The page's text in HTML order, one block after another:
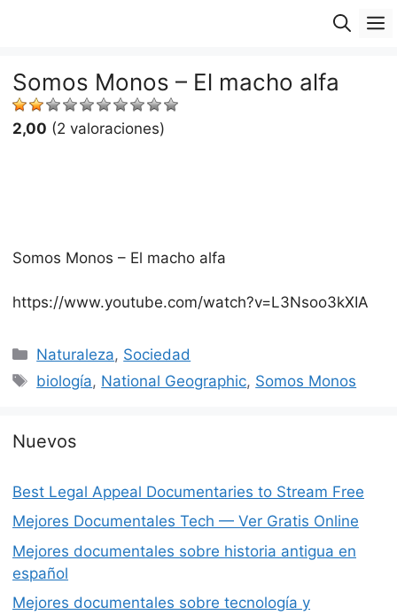
Somos Monos – El macho alfa
2,00 (2 valoraciones)
Somos Monos – El macho alfa
https://www.youtube.com/watch?v=L3Nsoo3kXIA
Categorías
Naturaleza, Sociedad
Etiquetas
biología, National Geographic, Somos Monos
Nuevos
Best Legal Appeal Documentaries to Stream Free
Mejores Documentales Tech — Ver Gratis Online
Mejores documentales sobre historia antigua en
español
Mejores documentales sobre tecnología y